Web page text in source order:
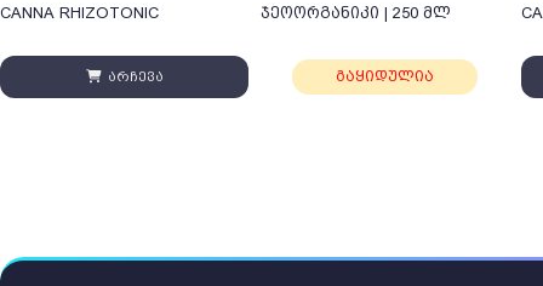
range:
through
865 ₾
CANNA RHIZOTONIC
არჩევა
ჯეოორგანიკი | 250 მლ
გაყიდულია